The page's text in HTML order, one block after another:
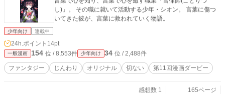
し)」。 その職に就いて活動する少年・シオン。 言葉に傷つ
いてきた彼が、言葉に救われていく物語。
少年向け 連載中
24h.ポイント 14pt
一般漫画 154 位 / 8,553件 少年向け 34 位 / 2,488件
ファンタジー じんわり オリジナル 切ない 第11回漫画ダービー
感想数 1
165ページ